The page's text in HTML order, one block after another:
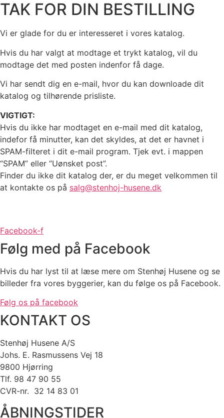
TAK FOR DIN BESTILLING
Vi er glade for du er interesseret i vores katalog.
Hvis du har valgt at modtage et trykt katalog, vil du
modtage det med posten indenfor få dage.
Vi har sendt dig en e-mail, hvor du kan downloade dit
katalog og tilhørende prisliste.
VIGTIGT:
Hvis du ikke har modtaget en e-mail med dit katalog,
indefor få minutter, kan det skyldes, at det er havnet i
SPAM-filteret i dit e-mail program. Tjek evt. i mappen
“SPAM” eller “Uønsket post”.
Finder du ikke dit katalog der, er du meget velkommen til
at kontakte os på salg@stenhoj-husene.dk
Facebook-f
Følg med på Facebook
Hvis du har lyst til at læse mere om Stenhøj Husene og se
billeder fra vores byggerier, kan du følge os på Facebook.
Følg os på facebook
KONTAKT OS
Stenhøj Husene A/S
Johs. E. Rasmussens Vej 18
9800 Hjørring
Tlf. 98 47 90 55
CVR-nr. 32 14 83 01
ÅBNINGSTIDER